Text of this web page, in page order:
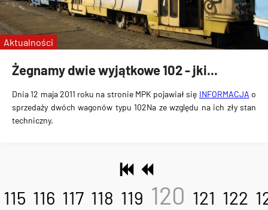
Żegnamy dwie wyjątkowe 102 - jki...
Dnia 12 maja 2011 roku na stronie MPK pojawiał się INFORMACJA o
sprzedaży dwóch wagonów typu 102Na ze względu na ich zły stan
techniczny.
Aktualności
115 116 117 118 119 120 121 122